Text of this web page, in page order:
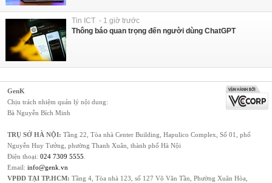
Tin ICT - 1 giờ trước
Thông báo quan trọng đến người dùng ChatGPT
GenK
Chịu trách nhiệm quản lý nội dung:
Bà Nguyễn Bích Minh
TRỤ SỞ HÀ NỘI: Tầng 22, Tòa nhà Center Building, Hapulico Complex, Số 01, phố
Nguyễn Huy Tưởng, phường Thanh Xuân, thành phố Hà Nội
Điện thoại: 024 7309 5555
Email: info@genk.vn
VPĐD TẠI TP.HCM: Tầng 4, Tòa nhà 123, số 127 Võ Văn Tần, Phường Xuân Hòa,